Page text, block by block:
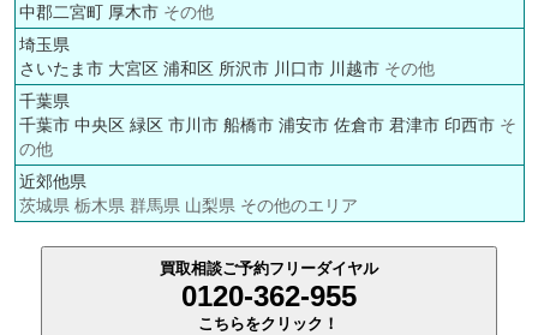
中郡二宮町 厚木市その他
埼玉県
さいたま市 大宮区 浦和区 所沢市 川口市 川越市その他
千葉県
千葉市 中央区 緑区 市川市 船橋市 浦安市 佐倉市 君津市 印西市そ
の他
近郊他県
茨城県 栃木県 群馬県 山梨県 その他のエリア
買取相談ご予約フリーダイヤル
0120-362-955
こちらをクリック！